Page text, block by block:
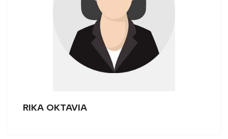
RIKA OKTAVIA